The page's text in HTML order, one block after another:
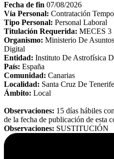
Fecha de fin 07/08/2026
Vía Personal: Contratación
Tipo Personal: Personal Laboral
Titulación Requerida: MECES 3
Organismo: Ministerio De
Digital
Entidad: Instituto De Astrofísica
País: España
Comunidad: Canarias
Localidad: Santa Cruz De Tenerife
Ámbito: Local
Observaciones: 15 días hábiles
de la fecha de publicación de esta
Observaciones: SUSTITUCIÓN